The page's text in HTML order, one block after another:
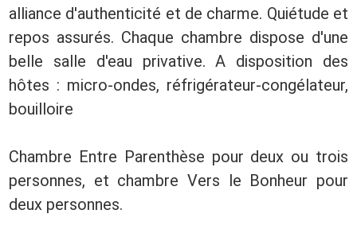
alliance d'authenticité et de charme. Quiétude et
repos assurés. Chaque chambre dispose d'une
belle salle d'eau privative. A disposition des
hôtes : micro-ondes, réfrigérateur-congélateur,
bouilloire
Chambre Entre Parenthèse pour deux ou trois
personnes, et chambre Vers le Bonheur pour
deux personnes.